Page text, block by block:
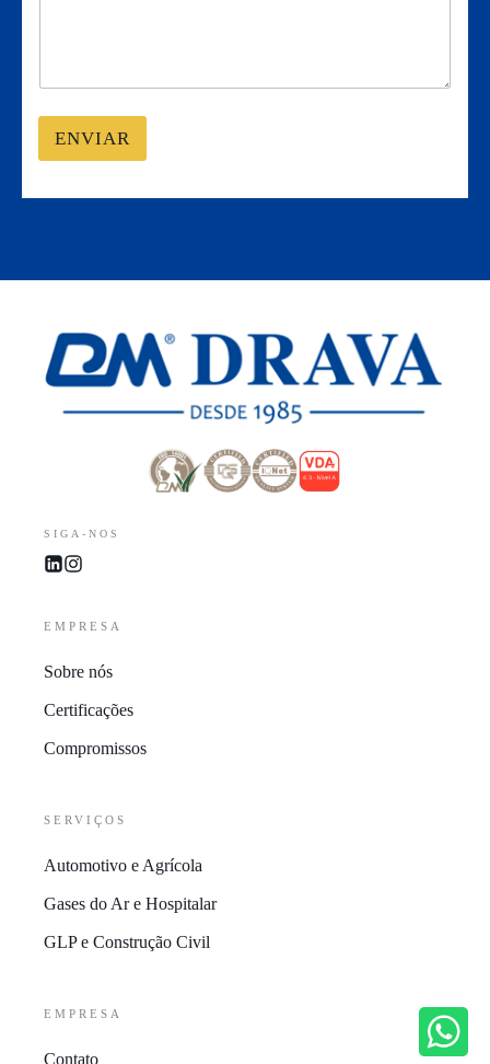
ENVIAR
SIGA-NOS
EMPRESA
Sobre nós
Certificações
Compromissos
SERVIÇOS
Automotivo e Agrícola
Gases do Ar e Hospitalar
GLP e Construção Civil
EMPRESA
Contato